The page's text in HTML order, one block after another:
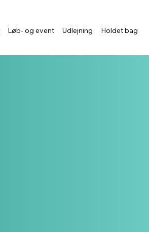
Løb- og event Udlejning Holdet bag